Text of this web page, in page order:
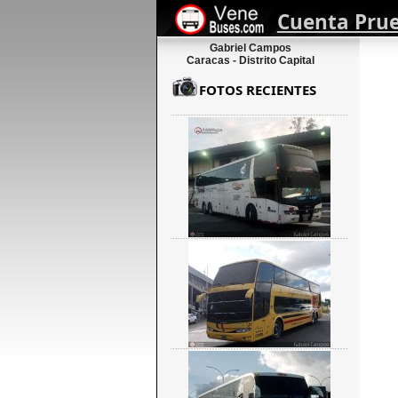
Cuenta
Gabriel Campos
Caracas - Distrito Capital
FOTOS RECIENTES